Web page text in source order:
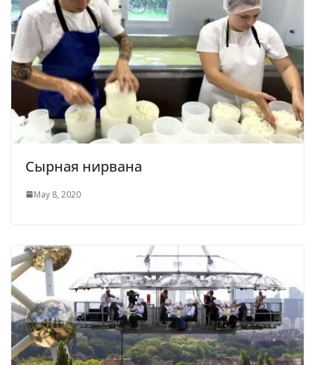
Сырная нирвана
May 8, 2020